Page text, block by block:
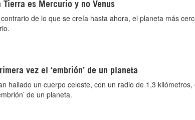
Tierra es Mercurio y no Venus
de lo que se creía hasta ahora, el planeta más
vez el ‘embrión’ de un planeta
hallado un cuerpo celeste, con un radio de 1,3
de un planeta.